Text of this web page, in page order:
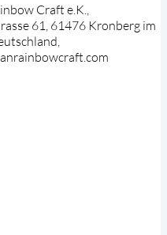
Craft e.K.,
61, 61476 Kronberg im